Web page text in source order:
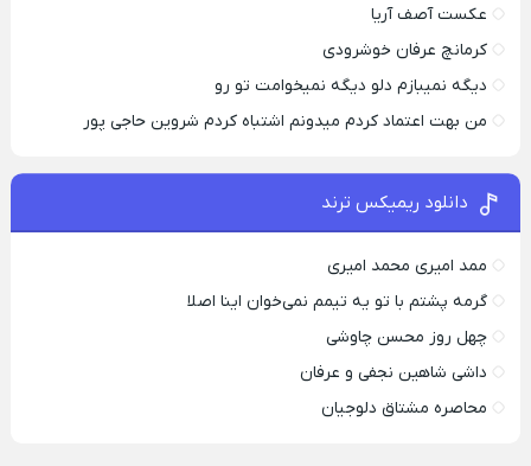
عکست آصف آریا
کرمانچ عرفان خوشرودی
دیگه نمیبازم دلو دیگه نمیخوامت تو رو
من بهت اعتماد کردم میدونم اشتباه کردم شروین حاجی پور
دانلود ریمیکس ترند
ممد امیری محمد امیری
گرمه پشتم با تو یه تیمم نمی‌خوان اینا اصلا
چهل روز محسن چاوشی
داشی شاهین نجفی و عرفان
محاصره مشتاق دلوجیان